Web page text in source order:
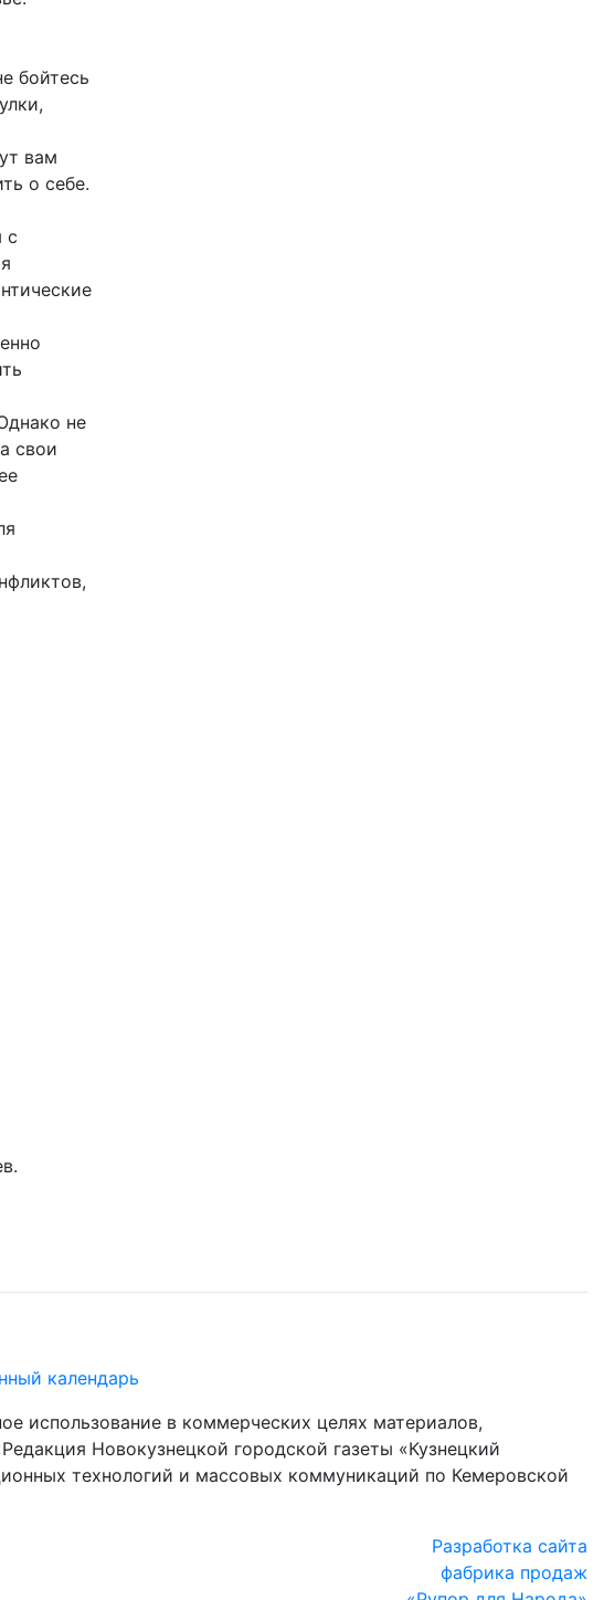
бойтесь
вам
о себе.
с
не
свои
календарь
использование в коммерческих целях материалов,
Новокузнецкой городской газеты «Кузнецкий
технологий и массовых коммуникаций по Кемеровской
Разработка сайта
фабрика продаж